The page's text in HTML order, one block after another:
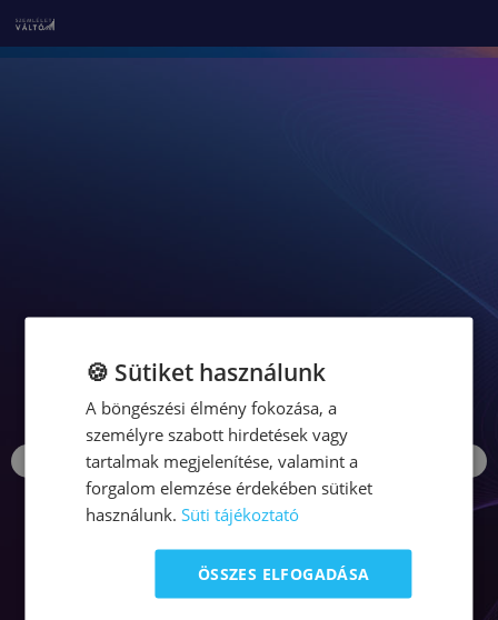
🍪 Sütiket használunk
A böngészési élmény fokozása, a
személyre szabott hirdetések vagy
tartalmak megjelenítése, valamint a
forgalom elemzése érdekében sütiket
használunk. Süti tájékoztató
ÖSSZES ELFOGADÁSA